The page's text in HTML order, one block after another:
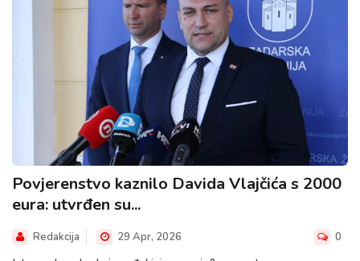
Povjerenstvo kaznilo Davida Vlajčića s 2000
eura: utvrđen su...
Redakcija 29 Apr, 2026 0